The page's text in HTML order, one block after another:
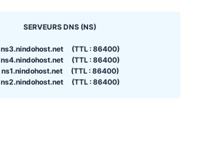
SERVEURS DNS (NS)
ns3.nindohost.net (TTL : 86400)
ns4.nindohost.net (TTL : 86400)
ns1.nindohost.net (TTL : 86400)
ns2.nindohost.net (TTL : 86400)